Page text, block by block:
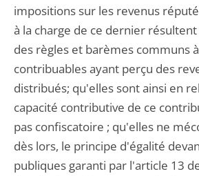
impositions sur les revenus
à la charge de ce dernier
des règles et barèmes communs
contribuables ayant perçu des
distribués; qu'elles sont ainsi en
capacité contributive de ce
pas confiscatoire ; qu'elles ne
dès lors, le principe d'égalité
publiques garanti par l'article 13